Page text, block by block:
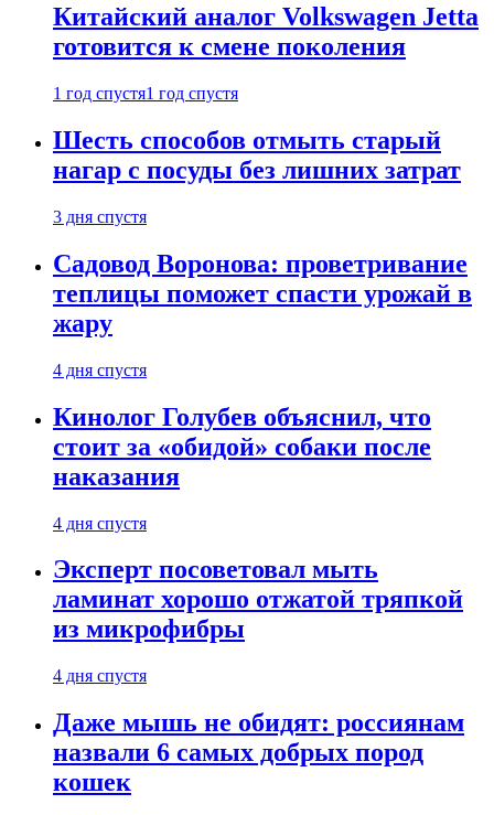
Китайский аналог Volkswagen Jetta
готовится к смене поколения
1 год спустя1 год спустя
Шесть способов отмыть старый
нагар с посуды без лишних затрат
3 дня спустя
Садовод Воронова: проветривание
теплицы поможет спасти урожай в
жару
4 дня спустя
Кинолог Голубев объяснил, что
стоит за «обидой» собаки после
наказания
4 дня спустя
Эксперт посоветовал мыть
ламинат хорошо отжатой тряпкой
из микрофибры
4 дня спустя
Даже мышь не обидят: россиянам
назвали 6 самых добрых пород
кошек